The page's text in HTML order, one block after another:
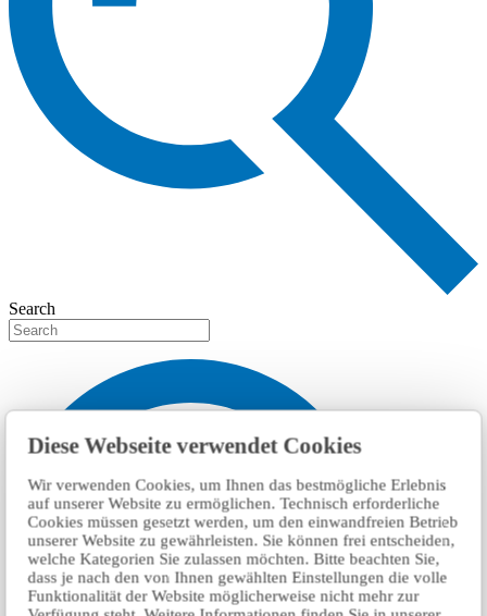
Diese Webseite verwendet Cookies
Wir verwenden Cookies, um Ihnen das bestmögliche Erlebnis
auf unserer Website zu ermöglichen. Technisch erforderliche
Cookies müssen gesetzt werden, um den einwandfreien Betrieb
unserer Website zu gewährleisten. Sie können frei entscheiden,
welche Kategorien Sie zulassen möchten. Bitte beachten Sie,
dass je nach den von Ihnen gewählten Einstellungen die volle
Funktionalität der Website möglicherweise nicht mehr zur
Search